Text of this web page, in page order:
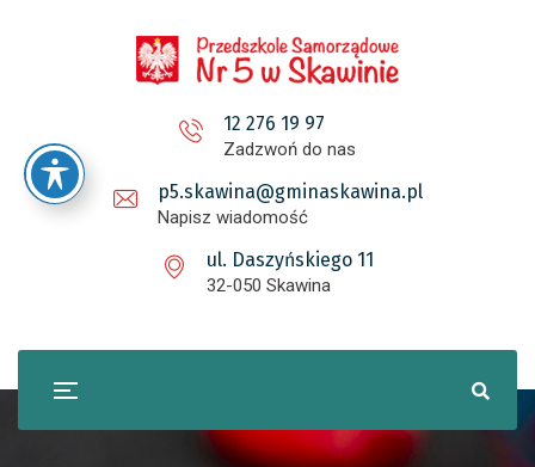
12 276 19 97
Zadzwoń do nas
p5.skawina@gminaskawina.pl
Napisz wiadomość
ul. Daszyńskiego 11
32-050 Skawina